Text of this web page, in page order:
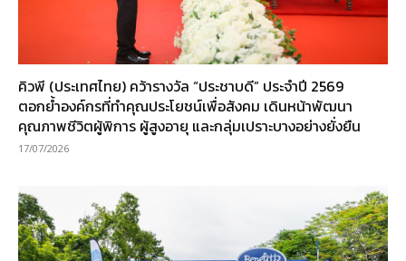
คิวพี (ประเทศไทย) คว้ารางวัล “ประชาบดี” ประจำปี 2569
ตอกย้ำองค์กรที่ทำคุณประโยชน์เพื่อสังคม เดินหน้าพัฒนา
คุณภาพชีวิตผู้พิการ ผู้สูงอายุ และกลุ่มเปราะบางอย่างยั่งยืน
17/07/2026